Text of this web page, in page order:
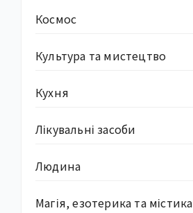
Космос
Культура та мистецтво
Кухня
Лікувальні засоби
Людина
Магія, езотерика та містика